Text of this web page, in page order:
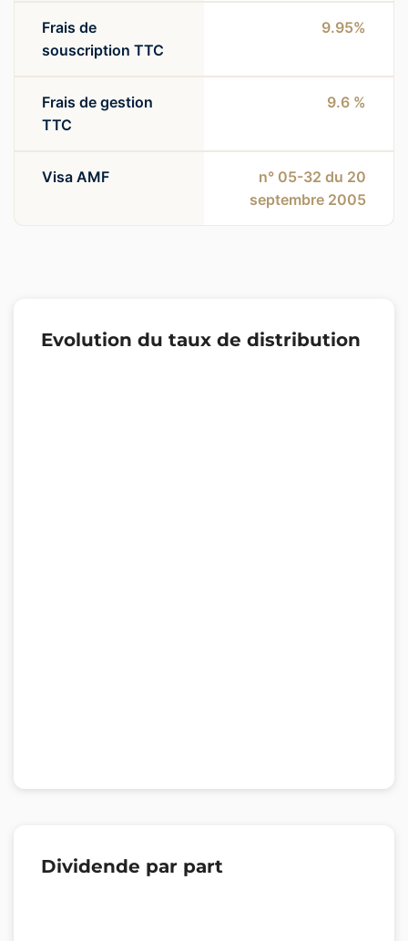
Frais de
souscription TTC
9.95%
Frais de gestion
TTC
9.6 %
Visa AMF
n° 05-32 du 20
septembre 2005
Evolution du taux de distribution
Dividende par part